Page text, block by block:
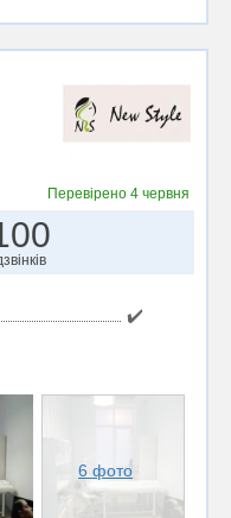
Перевірено 4 червня
✔️
6 фото